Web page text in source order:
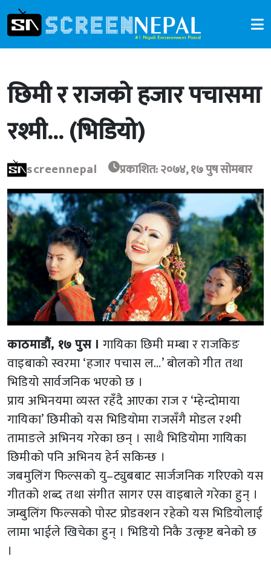
छिमी र राजको हजार पचासमा
रश्मी… (भिडियो)
screennepal प्रकाशित: २०७४, १७ पुष सोमबार
काठमाडौं, १७ पुस । गायिका छिमी मम्बा र राजकिङ
वाइबाको स्वरमा ‘हजार पचास ल…’ बोलको गीत तथा
भिडियो सार्वजनिक भएको छ ।
प्राय अभिनयमा व्यस्त रहँदै आएका राज र ‘म्हेन्दोमाया
गायिका’ छिमीको यस भिडियोमा राजसँगै मोडल रश्मी
तामाङले अभिनय गरेका छन् । साथै भिडियोमा गायिका
छिमीको पनि अभिनय हेर्न सकिन्छ ।
जबमुलिंग फिल्सको यु–ट्युबबाट सार्जजनिक गरिएको यस
गीतको शब्द तथा संगीत सागर एस वाइबाले गरेका हुन् ।
जम्बुलिंग फिल्सको पोस्ट प्रोडक्शन रहेको यस भिडियोलाई
लामा भाईले खिचेका हुन् । भिडियो निकै उत्कृष्ट बनेको छ
।